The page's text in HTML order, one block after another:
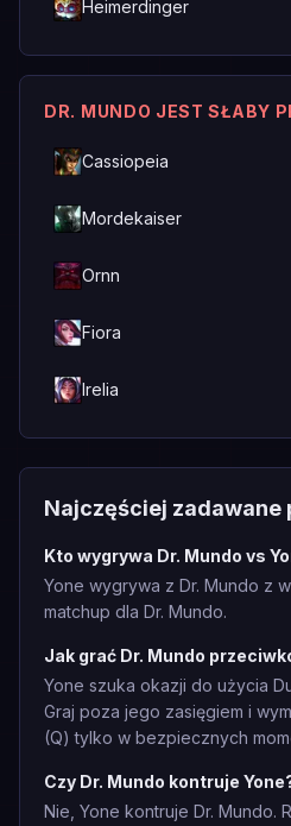
Heimerdinger
DR. MUNDO JEST SŁABY
Cassiopeia
Mordekaiser
Ornn
Fiora
Irelia
Najczęściej zadawane
Kto wygrywa Dr. Mundo vs
Yone wygrywa z Dr. Mundo z
matchup dla Dr. Mundo.
Jak grać Dr. Mundo
Yone szuka okazji do użycia
Graj poza jego zasięgiem i
(Q) tylko w bezpiecznych
Czy Dr. Mundo kontruje
Nie, Yone kontruje Dr. Mundo.